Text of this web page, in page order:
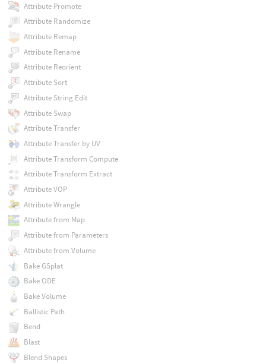
Attribute Promote
Attribute Randomize
Attribute Remap
Attribute Rename
Attribute Reorient
Attribute Sort
Attribute String Edit
Attribute Swap
Attribute Transfer
Attribute Transfer by UV
Attribute Transform Compute
Attribute Transform Extract
Attribute VOP
Attribute Wrangle
Attribute from Map
Attribute from Parameters
Attribute from Volume
Bake GSplat
Bake ODE
Bake Volume
Ballistic Path
Bend
Blast
Blend Shapes